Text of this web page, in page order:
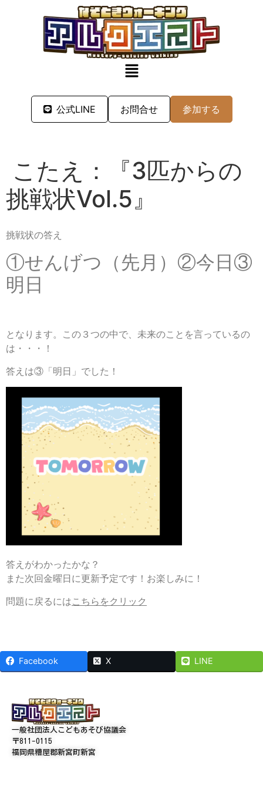
公式LINE お問合せ 参加する
こたえ：『3匹からの
挑戦状Vol.5』
挑戦状の答え
①せんげつ（先月）②今日③
明日
となります。この３つの中で、未来のことを言っているの
は・・・！
答えは③「明日」でした！
答えがわかったかな？
また次回金曜日に更新予定です！お楽しみに！
問題に戻るにはこちらをクリック
Facebook X LINE
一般社団法人こどもあそび協議会
〒811-0115
福岡県糟屋郡新宮町新宮